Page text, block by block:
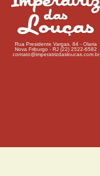
Rua Presidente Vargas, 84 - Olaria
Nova Friburgo - RJ (22) 2522-6582
contato@imperatrizdasloucas.com.br